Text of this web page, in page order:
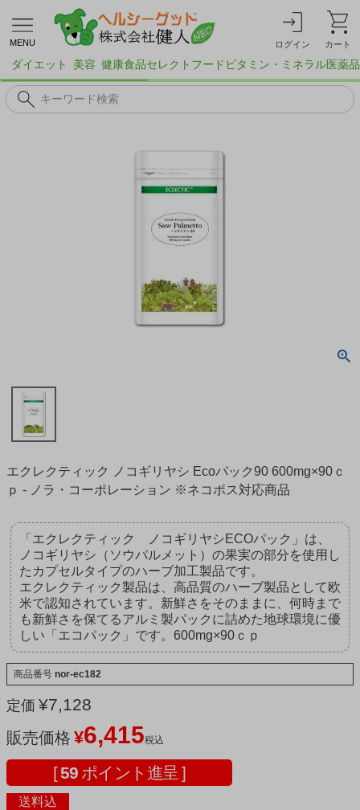
MENU ログイン カート
ダイエット 美容 健康食品セレクトフード ビタミン・ミネラル医薬品
エクレクティック ノコギリヤシ Ecoパック90 600mg×90ｃ
ｐ - ノラ・コーポレーション ※ネコポス対応商品
「エクレクティック ノコギリヤシECOパック」は、
ノコギリヤシ（ソウパルメット）の果実の部分を使用し
たカプセルタイプのハーブ加工製品です。
エクレクティック製品は、高品質のハーブ製品として欧
米で認知されています。新鮮さをそのままに、何時まで
も新鮮さを保てるアルミ製パックに詰めた地球環境に優
しい「エコパック」です。600mg×90ｃｐ
商品番号 nor-ec182
定価 ¥7,128
販売価格 ¥6,415税込
[59 ポイント進呈 ]
送料込